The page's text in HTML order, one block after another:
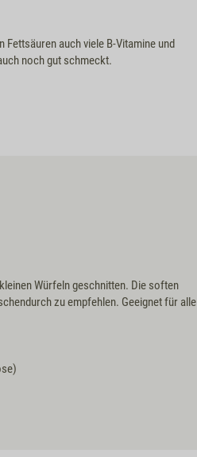
auch viele B-Vitamine und
noch gut schmeckt.
Würfeln geschnitten. Die soften
zu empfehlen. Geeignet für alle